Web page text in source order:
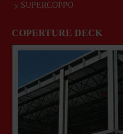
SUPERCOPPO
COPERTURE DECK